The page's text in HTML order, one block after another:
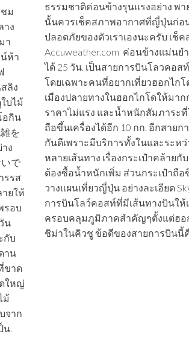
ม
าง
า
ห้า
ลิง
บไม้
อกิน
を
ง
で
รรส
ยให้
รอบ
น
กับ
าน
ขาด
ใหญ่
ม้
จาก
น.
ธรรมชาติค่อนข้างรุนแรงอย่าง พ
นั้นควรเช็คสภาพอากาศที่ญี่ปุ่นก่อ
ปลอดภัยของตัวเราเองนะครับ เช็
Accuweather.com ค่อนข้างแม่นย
ได้ 25 วัน. เป็นสายการบินโลวคอ
โดยเฉพาะคนที่อยากเที่ยวฮอกไกโ
เมืองปลายทางในฮอกไกโดให้มา
ราคาไม่แรง และน้ำหนักสัมภาระที่
ถือขึ้นเครื่องได้อีก 10 กก. อีกสาย
กันดีเพราะมีบริการทั้งในและระห
หลายเส้นทาง เรื่องกระเป๋าคล้ายกั
ต้องซื้อน้ำหนักเพิ่ม ส่วนกระเป๋าถือ
วางแผนเที่ยวญี่ปุ่น อย่างละเอียด
การบินโลว์คอสท์ที่มีเส้นทางบินให้
ครอบคลุมภูมิภาคสำคัญๆตั้งแต่ฮอ
ชิม่าในคิวชู ข้อดีของสายการบินนี้